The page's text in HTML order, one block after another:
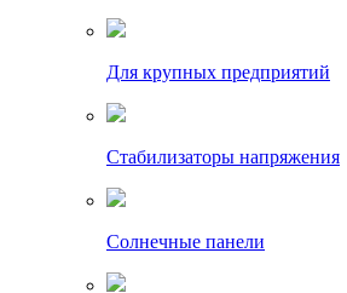
Для крупных предприятий
Стабилизаторы напряжения
Солнечные панели